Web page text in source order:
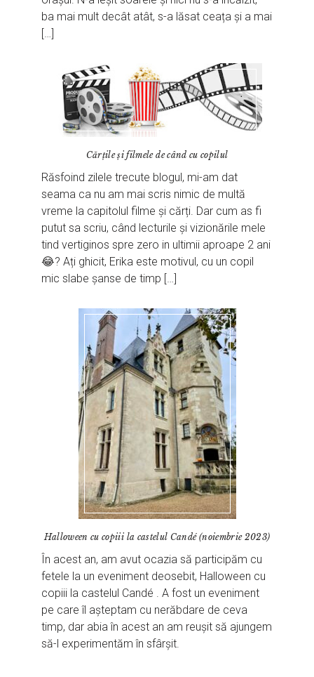
ba mai mult decât atât, s-a lăsat ceața și a mai
[…]
Cărțile și filmele de când cu copilul
Răsfoind zilele trecute blogul, mi-am dat
seama ca nu am mai scris nimic de multă
vreme la capitolul filme și cărți. Dar cum as fi
putut sa scriu, când lecturile și vizionările mele
tind vertiginos spre zero in ultimii aproape 2 ani
😂? Ați ghicit, Erika este motivul, cu un copil
mic slabe șanse de timp […]
Halloween cu copiii la castelul Candé (noiembrie 2023)
În acest an, am avut ocazia să participăm cu
fetele la un eveniment deosebit, Halloween cu
copiii la castelul Candé . A fost un eveniment
pe care îl așteptam cu nerăbdare de ceva
timp, dar abia în acest an am reușit să ajungem
să-l experimentăm în sfârșit.